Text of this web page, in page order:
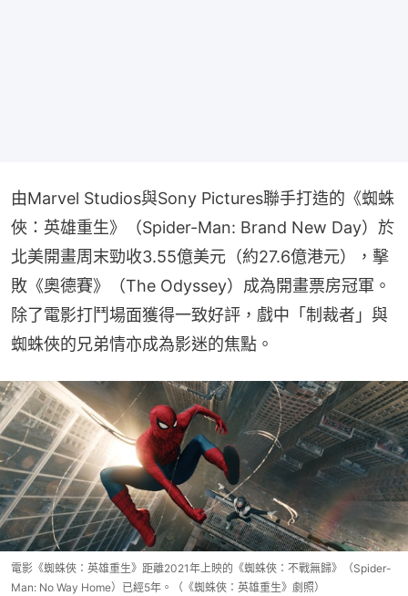
由Marvel Studios與Sony Pictures聯手打造的《蜘蛛
俠：英雄重生》（Spider-Man: Brand New Day）於
北美開畫周末勁收3.55億美元（約27.6億港元），擊
敗《奧德賽》（The Odyssey）成為開畫票房冠軍。
除了電影打鬥場面獲得一致好評，戲中「制裁者」與
蜘蛛俠的兄弟情亦成為影迷的焦點。
電影《蜘蛛俠：英雄重生》距離2021年上映的《蜘蛛俠：不戰無歸》（Spider-
Man: No Way Home）已經5年。（《蜘蛛俠：英雄重生》劇照）